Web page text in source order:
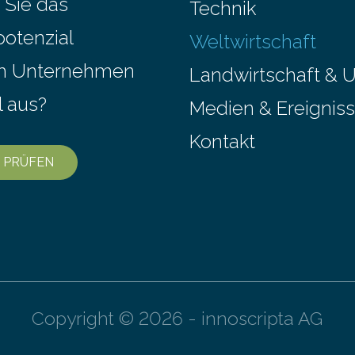
oder eine hochrangige
Award in Biomedicine ist in
Unternehmen
Technik
Weltwirtschaft
Landwirtschaft &
Medien &
Kontakt
Copyright © 2026 - innoscripta AG